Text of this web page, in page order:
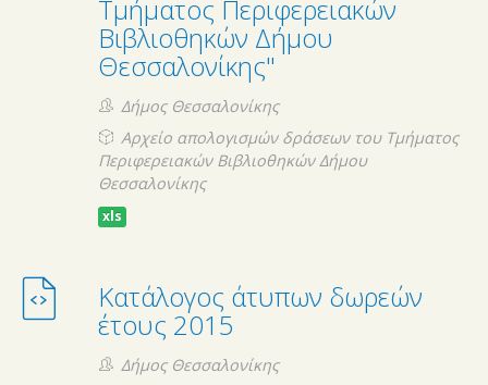
Τμήματος Περιφερειακών
Βιβλιοθηκών Δήμου
Θεσσαλονίκης"
Δήμος Θεσσαλονίκης
Αρχείο απολογισμών δράσεων του Τμήματος
Περιφερειακών Βιβλιοθηκών Δήμου
Θεσσαλονίκης
xls
Κατάλογος άτυπων δωρεών
έτους 2015
Δήμος Θεσσαλονίκης